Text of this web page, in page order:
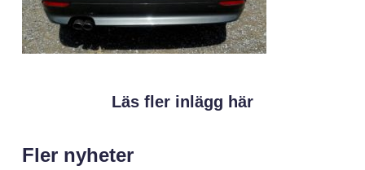
Läs fler inlägg här
Fler nyheter